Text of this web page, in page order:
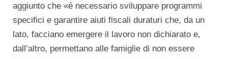
aggiunto che «è necessario sviluppare programmi
specifici e garantire aiuti fiscali duraturi che, da un
lato, facciano emergere il lavoro non dichiarato e,
dall’altro, permettano alle famiglie di non essere